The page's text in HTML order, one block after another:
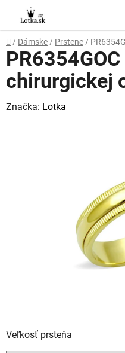
obsah
Domov
/ Dámske / Prstene /
Veľkosť prsteňa
chirurgickej
Značka: Lotka